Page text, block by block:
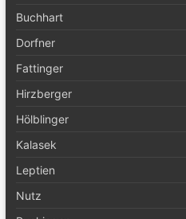
Buchhart
Dorfner
Fattinger
Hirzberger
Hölblinger
Kalasek
Leptien
Nutz